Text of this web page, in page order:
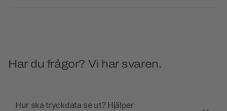
Har du frågor? Vi har svaren.
Hur ska tryckdata se ut? Hjälper